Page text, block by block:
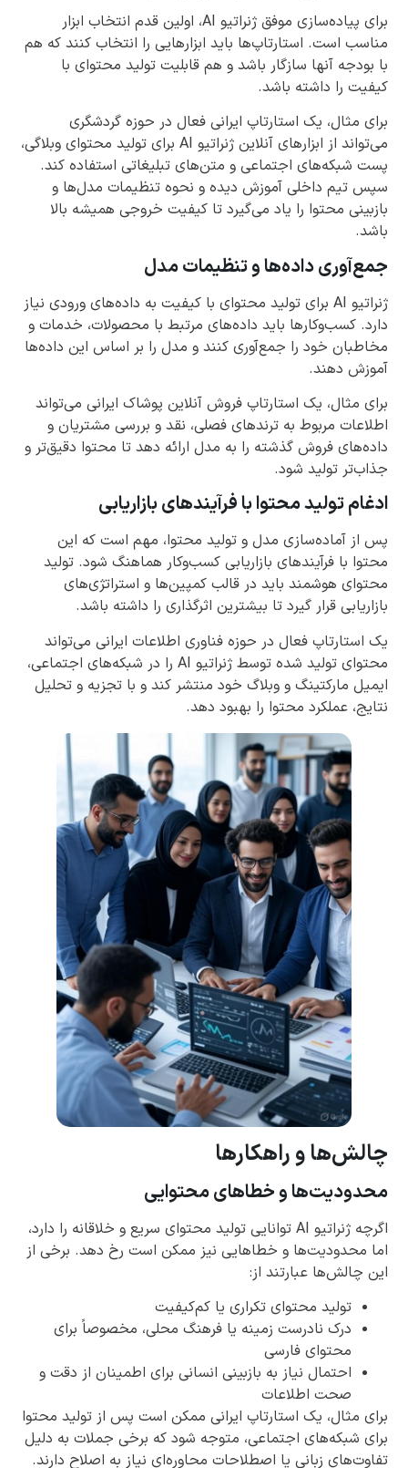
برای پیاده‌سازی موفق ژنراتیو AI، اولین قدم انتخاب ابزار
مناسب است. استارتاپ‌ها باید ابزارهایی را انتخاب کنند که هم
با بودجه آنها سازگار باشد و هم قابلیت تولید محتوای با
کیفیت را داشته باشد.
برای مثال، یک استارتاپ ایرانی فعال در حوزه گردشگری
می‌تواند از ابزارهای آنلاین ژنراتیو AI برای تولید محتوای وبلاگی،
پست شبکه‌های اجتماعی و متن‌های تبلیغاتی استفاده کند.
سپس تیم داخلی آموزش دیده و نحوه تنظیمات مدل‌ها و
بازبینی محتوا را یاد می‌گیرد تا کیفیت خروجی همیشه بالا
باشد.
جمع‌آوری داده‌ها و تنظیمات مدل
ژنراتیو AI برای تولید محتوای با کیفیت به داده‌های ورودی نیاز
دارد. کسب‌وکارها باید داده‌های مرتبط با محصولات، خدمات و
مخاطبان خود را جمع‌آوری کنند و مدل را بر اساس این داده‌ها
آموزش دهند.
برای مثال، یک استارتاپ فروش آنلاین پوشاک ایرانی می‌تواند
اطلاعات مربوط به ترندهای فصلی، نقد و بررسی مشتریان و
داده‌های فروش گذشته را به مدل ارائه دهد تا محتوا دقیق‌تر و
جذاب‌تر تولید شود.
ادغام تولید محتوا با فرآیندهای بازاریابی
پس از آماده‌سازی مدل و تولید محتوا، مهم است که این
محتوا با فرآیندهای بازاریابی کسب‌وکار هماهنگ شود. تولید
محتوای هوشمند باید در قالب کمپین‌ها و استراتژی‌های
بازاریابی قرار گیرد تا بیشترین اثرگذاری را داشته باشد.
یک استارتاپ فعال در حوزه فناوری اطلاعات ایرانی می‌تواند
محتوای تولید شده توسط ژنراتیو AI را در شبکه‌های اجتماعی،
ایمیل مارکتینگ و وبلاگ خود منتشر کند و با تجزیه و تحلیل
نتایج، عملکرد محتوا را بهبود دهد.
چالش‌ها و راهکارها
محدودیت‌ها و خطاهای محتوایی
اگرچه ژنراتیو AI توانایی تولید محتوای سریع و خلاقانه را دارد،
اما محدودیت‌ها و خطاهایی نیز ممکن است رخ دهد. برخی از
این چالش‌ها عبارتند از:
تولید محتوای تکراری یا کم‌کیفیت
درک نادرست زمینه یا فرهنگ محلی، مخصوصاً برای
محتوای فارسی
احتمال نیاز به بازبینی انسانی برای اطمینان از دقت و
صحت اطلاعات
برای مثال، یک استارتاپ ایرانی ممکن است پس از تولید محتوا
برای شبکه‌های اجتماعی، متوجه شود که برخی جملات به دلیل
تفاوت‌های زبانی یا اصطلاحات محاوره‌ای نیاز به اصلاح دارند.